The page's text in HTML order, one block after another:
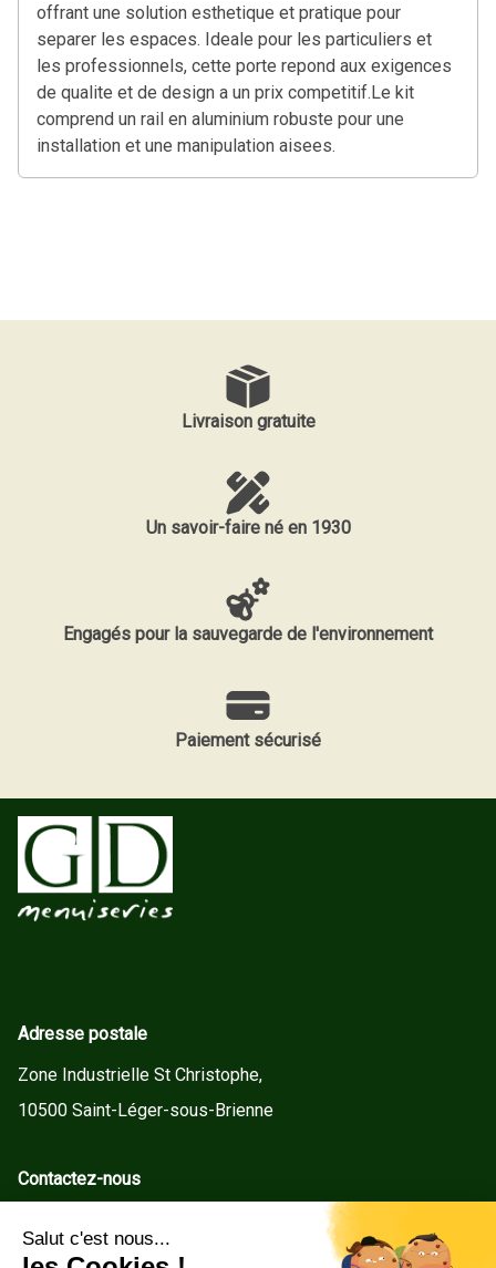
offrant une solution esthetique et pratique pour
separer les espaces. Ideale pour les particuliers et
les professionnels, cette porte repond aux exigences
de qualite et de design a un prix competitif.Le kit
comprend un rail en aluminium robuste pour une
installation et une manipulation aisees.
Livraison gratuite
Un savoir-faire né en 1930
Engagés pour la sauvegarde de l'environnement
Paiement sécurisé
Adresse postale
Zone Industrielle St Christophe,
10500 Saint-Léger-sous-Brienne
Contactez-nous
Tel : +33(0)3 25 92 78 60